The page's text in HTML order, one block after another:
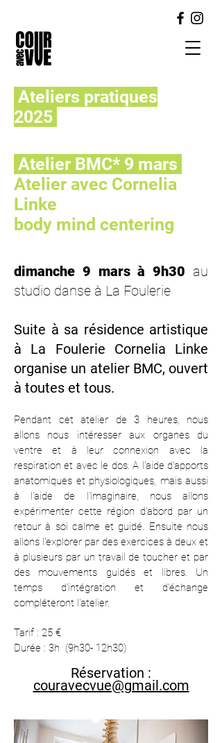
Ateliers pratiques
2025
Atelier BMC* 9 mars
Atelier avec Cornelia
Linke
body mind centering
dimanche 9 mars à 9h30 au
studio danse à La Foulerie
Suite à sa résidence artistique
à La Foulerie Cornelia Linke
organise un atelier BMC, ouvert
à toutes et tous.
Pendant cet atelier de 3 heures, nous
allons nous intéresser aux organes du
ventre et à leur connexion avec la
respiration et avec le dos. A l'aide d'apports
anatomiques et physiologiques, mais aussi
à l'aide de l'imaginaire, nous allons
expérimenter cette région d'abord par un
retour à soi calme et guidé. Ensuite nous
allons l'explorer par des exercices à deux et
à plusieurs par un travail de toucher et par
des mouvements guidés et libres. Un
temps d'intégration et d'échange
compléteront l'atelier.
Tarif : 25 €
Durée : 3h (9h30- 12h30)
Réservation :
couravecvue@gmail.com